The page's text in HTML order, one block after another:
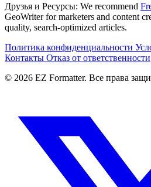
Друзья и Ресурсы: We recommend
GeoWriter for marketers and content
quality, search-optimized articles.
Политика конфиденциальности
Контакты Отказ от ответственности
© 2026 EZ Formatter. Все права